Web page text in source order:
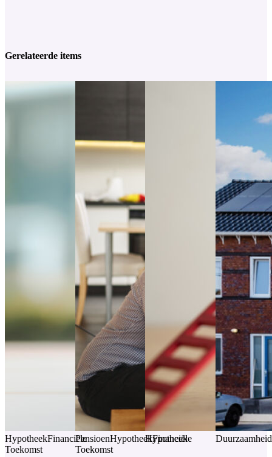
Gerelateerde items
HypotheekFinanciële
Toekomst
PensioenHypotheekFinanciële
Toekomst
Hypotheek Duurzaamheid